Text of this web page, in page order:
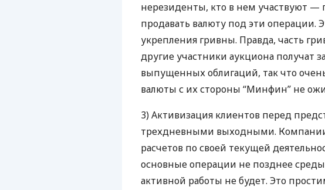
нерезиденты, кто в нем участвуют —
продавать валюту под эти операции.
укрепления гривны. Правда, часть
другие участники аукциона получат
выпущенных облигаций, так что
валюты с их стороны “Минфин” не
3) Активизация клиентов перед
трехдневными выходными. Компании
расчетов по своей текущей
основные операции не позднее
активной работы не будет. Это